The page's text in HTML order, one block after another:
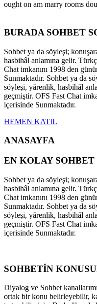
ought on am marry rooms
BURADA SOHBET
Sohbet ya da söyleşi;
hasbihâl anlamına gelir.
Chat imkanını 1998 den
Sunmaktadır. Sohbet ya da
söyleşi, yârenlik, hasbihâl
geçmiştir. OFS Fast Chat
içerisinde Sunmaktadır.
HEMEN KATIL
ANASAYFA
EN KOLAY
Sohbet ya da söyleşi;
hasbihâl anlamına gelir.
Chat imkanını 1998 den
Sunmaktadır. Sohbet ya da
söyleşi, yârenlik, hasbihâl
geçmiştir. OFS Fast Chat
içerisinde Sunmaktadır.
SOHBETİN
Diyalog ve Sohbet
ortak bir konu belirleyebilir,